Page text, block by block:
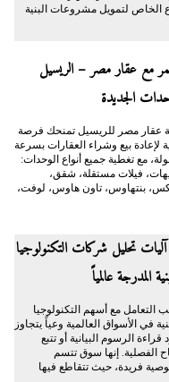
الخاص لتمويل مشروعات البنية
مع عقار مصر – الريسيل
الجديدة
عقار مصر للريسيل تمنحك فرصة
لإعادة بيع وشراء العقارات بسرعة
مع تغطية جميع أنواع الوحدات:
فيلات مستقلة، شقق،
بنتهاوس، تاون هاوس، لوفت،
تحليل شركات التكنولوجيا
المدرجة عالمياً
التعامل مع أسهم التكنولوجيا
في الأسواق العالمية وعياً يتجاوز
الرسوم البيانية أو تتبع
الفصلية. إنها سوق تتسم
فريدة، حيث تتقاطع فيها